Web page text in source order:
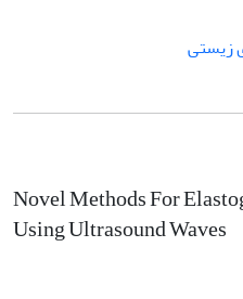
زیستی
Novel Methods For
Using Ultrasound Waves